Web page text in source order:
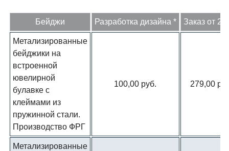
Бейджи Разработка дизайна * Заказ от 20
Метализированные
бейджики на
встроенной
ювелирной
булавке с
клеймами из
пружинной стали.
Производство ФРГ
100,00 руб. 279,00
Метализированные